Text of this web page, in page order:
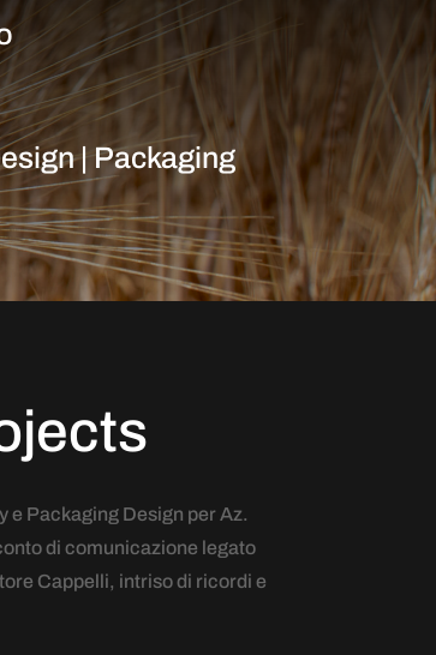
| Packaging
e Packaging Design per Az.
di comunicazione legato
Cappelli, intriso di ricordi e